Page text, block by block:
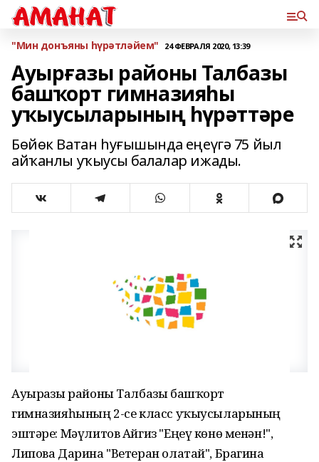
"Мин донъяны һүрәтләйем" 24 ФЕВРАЛЯ 2020, 13:39
Ауырғазы районы Талбазы
башҡорт гимназияһы
уҡыусыларының һүрәттәре
Бөйөк Ватан һуғышында еңеүгә 75 йыл
айҡанлы уҡыусы балалар ижады.
Ауырғазы районы Талбазы башҡорт
гимназияһының 2-се класс уҡыусыларының
эштәре: Мәүлитов Айгиз "Еңеү көнө менән!",
Липова Дарина "Ветеран олатай", Брагина